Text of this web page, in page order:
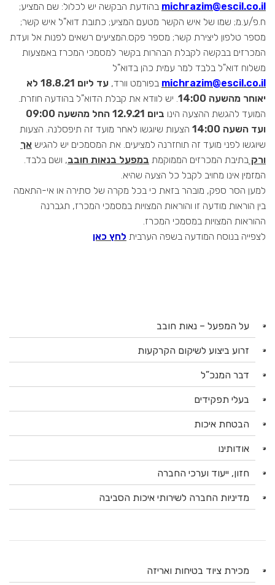
michrazim@escil.co.il בהודעת הבקשה יש לכלול: שם המציע;
ח.פ/ע.מ; שמו של איש הקשר מטעם המציע; כתובת דוא"ל איש קשר;
מספר טלפון ליצירת קשר; מספר פקס.המציעים רשאים לפנות אל ועדת
המכרזים בבקשה לקבלת הבהרות בקשר למסמכי המכרז באמצעות
משלוח דוא"ל בלבד למר עמית כהן בדוא"ל
michrazim@escil.co.il בפורמט וורד,
עד ליום 18.8.21 לא
יאוחר מהשעה 14:00
. יש לוודא את קבלת הדוא"ל בהודעה חוזרת.
המועד להגשת ההצעה הינו
ביום 12.9.21 החל מהשעה 09:00
ועד השעה 14:00
הצעות שיוגשו לאחר מועד זה תיפסלנה. הצעות
שיוגשו לפני מועד זה תוחזרנה למציעים. את המסמכים יש להגיש אך
ורק בתיבת המכרזים הממוקמת במפעל בנאות חובב, ושם בלבד.
המזמין אינו מחויב לקבל כל הצעה שהיא.
למען הסר ספק, מובהר בזאת כי בכל מקרה של סתירה או אי-התאמה
בין הוראות מודעה זו והוראות המצויות במסמכי המכרז, תגברנה
ההוראות המצויות במסמכי המכרז.
לצפייה בנוסח המודעה בשפה הערבית לחץ כאן
על המפעל – נאות חובב
זרוע ביצוע לשיקום הקרקעות
דבר המנכ”ל
בעלי תפקידים
הבטחת איכות
אודותינו
חזון, ייעוד וערכי החברה
מדיניות החברה לשירותי איכות הסביבה
מכירת ציוד בטיחות ואריזה